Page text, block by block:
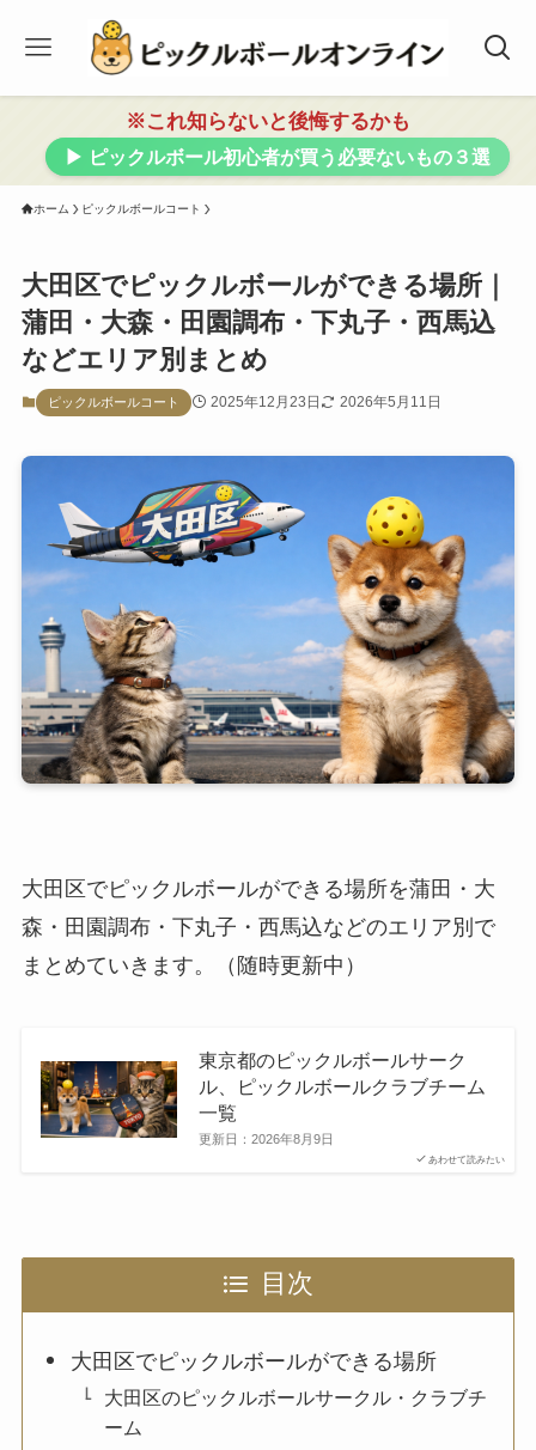
※これ知らないと後悔するかも
▶ ピックルボール初心者が買う必要ないもの３選
ホーム ピックルボールコート
大田区でピックルボールができる場所｜
蒲田・大森・田園調布・下丸子・西馬込
などエリア別まとめ
ピックルボールコート 2025年12月23日 2026年5月11日
大田区でピックルボールができる場所を蒲田・大
森・田園調布・下丸子・西馬込などのエリア別で
まとめていきます。（随時更新中）
あわせて読みたい
東京都のピックルボールサーク
ル、ピックルボールクラブチーム
一覧
更新日： 2026年8月9日
目次
大田区でピックルボールができる場所
大田区のピックルボールサークル・クラブチ
ーム